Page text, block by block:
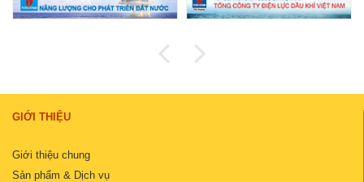
GIỚI THIỆU
Giới thiệu chung
Sản phẩm & Dịch vụ